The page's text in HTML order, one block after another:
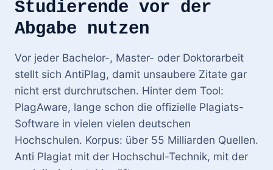
Studierende vor der
Abgabe nutzen
Vor jeder Bachelor-, Master- oder Doktorarbeit
stellt sich AntiPlag, damit unsaubere Zitate gar
nicht erst durchrutschen. Hinter dem Tool:
PlagAware, lange schon die offizielle Plagiats-
Software in vielen vielen deutschen
Hochschulen. Korpus: über 55 Milliarden Quellen.
Anti Plagiat mit der Hochschul-Technik, mit der